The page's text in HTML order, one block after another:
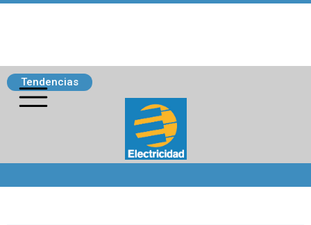
Tendencias